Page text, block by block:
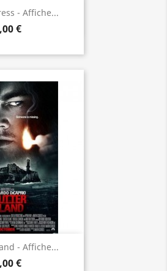
- Affiche...
€
rapide
- Affiche...
€
rapide